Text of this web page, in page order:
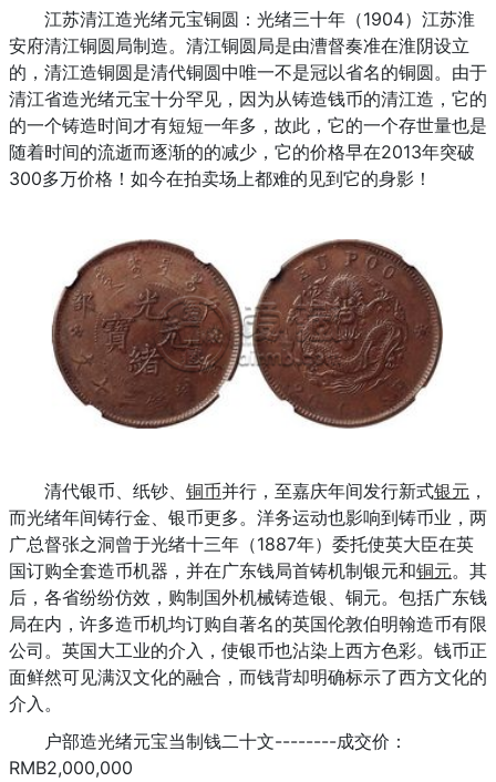
江苏清江造光绪元宝铜圆：光绪三十年（1904）江苏淮
安府清江铜圆局制造。清江铜圆局是由漕督奏准在淮阴设立
的，清江造铜圆是清代铜圆中唯一不是冠以省名的铜圆。由于
清江省造光绪元宝十分罕见，因为从铸造钱币的清江造，它的
的一个铸造时间才有短短一年多，故此，它的一个存世量也是
随着时间的流逝而逐渐的的减少，它的价格早在2013年突破
300多万价格！如今在拍卖场上都难的见到它的身影！
清代银币、纸钞、 铜币并行，至嘉庆年间发行新式银元 ，
而光绪年间铸行金、银币更多。洋务运动也影响到铸币业，两
广总督张之洞曾于光绪十三年（1887年）委托使英大臣在英
国订购全套造币机器，并在广东钱局首铸机制银元和铜元。其
后，各省纷纷仿效，购制国外机械铸造银、铜元。包括广东钱
局在内，许多造币机均订购自著名的英国伦敦伯明翰造币有限
公司。英国大工业的介入，使银币也沾染上西方色彩。钱币正
面鲜然可见满汉文化的融合，而钱背却明确标示了西方文化的
介入。
户部造光绪元宝当制钱二十文--------成交价：
RMB2,000,000